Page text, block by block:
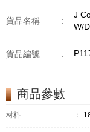
貨品名稱 :
J
W/
貨品編號 :
商品參數
材料 ：